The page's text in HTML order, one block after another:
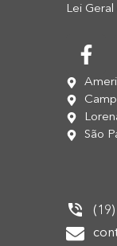
Lei
São
(19)